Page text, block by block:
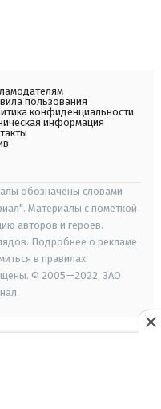
пользования
конфиденциальности
информация
обозначены словами
Материалы с пометкой
авторов и героев.
Подробнее о рекламе
в правилах
© 2005—2022, ЗАО